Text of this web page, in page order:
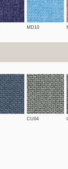
MD10
CU04